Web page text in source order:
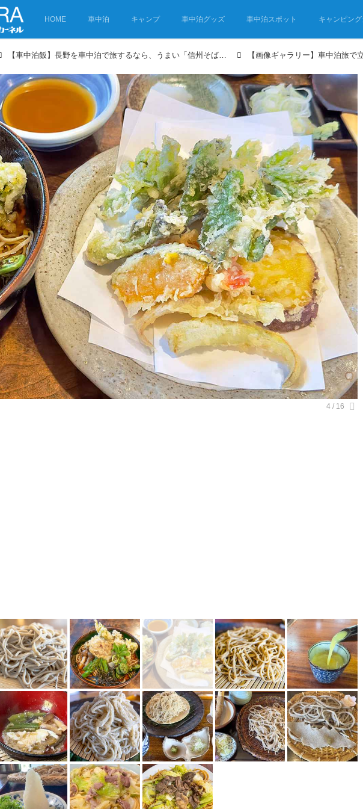
HOME 車中泊 キャンプ 車中泊グッズ 車中泊スポット キャンピン
【車中泊飯】長野を車中泊で旅するなら、うまい「信州そば」を食すべし！ 信州そば処8選 【画像ギャラリー】車中泊旅で